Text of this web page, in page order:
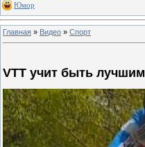
Юмор
Главная » Видео » Спорт
VTT учит быть лучшим